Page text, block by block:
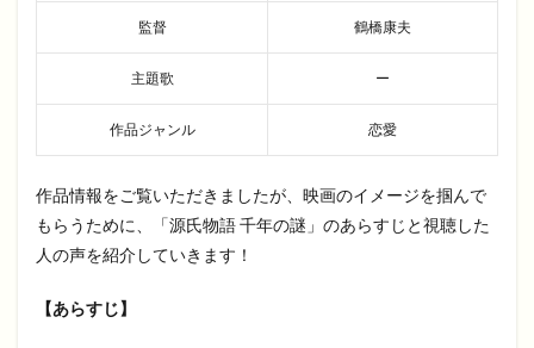
監督 鶴橋康夫
主題歌 ー
作品ジャンル 恋愛
作品情報をご覧いただきましたが、映画のイメージを掴んで
もらうために、「源氏物語 千年の謎」のあらすじと視聴した
人の声を紹介していきます！
【あらすじ】